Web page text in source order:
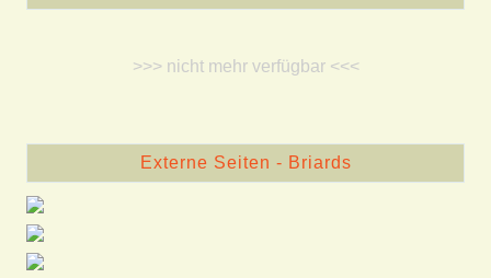
>>> nicht mehr verfügbar <<<
Externe Seiten - Briards